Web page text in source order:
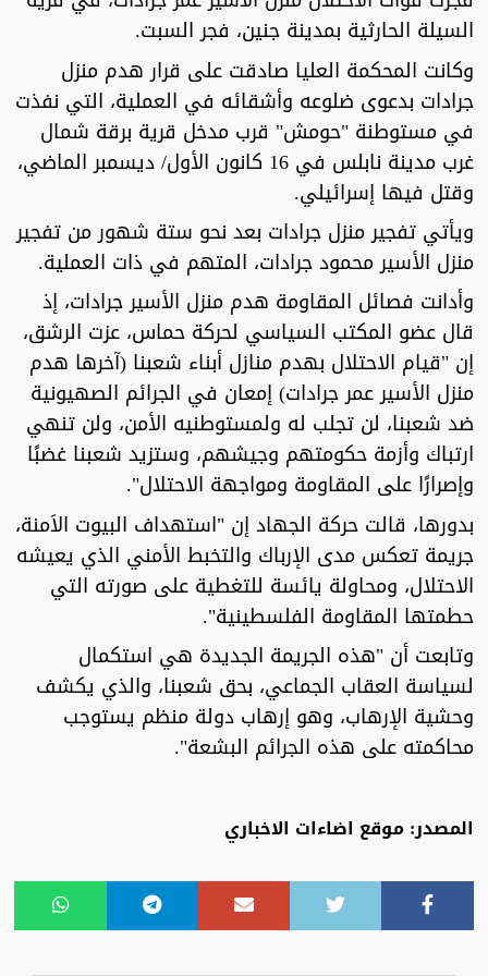
السيلة الحارثية بمدينة جنين، فجر السبت.
وكانت المحكمة العليا صادقت على قرار هدم منزل
جرادات بدعوى ضلوعه وأشقائه في العملية، التي نفذت
في مستوطنة "حومش" قرب مدخل قرية برقة شمال
غرب مدينة نابلس في 16 كانون الأول/ ديسمبر الماضي،
وقتل فيها إسرائيلي.
ويأتي تفجير منزل جرادات بعد نحو ستة شهور من تفجير
منزل الأسير محمود جرادات، المتهم في ذات العملية.
وأدانت فصائل المقاومة هدم منزل الأسير جرادات، إذ
قال عضو المكتب السياسي لحركة حماس، عزت الرشق،
إن "قيام الاحتلال بهدم منازل أبناء شعبنا (آخرها هدم
منزل الأسير عمر جرادات) إمعان في الجرائم الصهيونية
ضد شعبنا، لن تجلب له ولمستوطنيه الأمن، ولن تنهي
ارتباك وأزمة حكومتهم وجيشهم، وستزيد شعبنا غضبًا
وإصرارًا على المقاومة ومواجهة الاحتلال".
بدورها، قالت حركة الجهاد إن "استهداف البيوت الاَمنة،
جريمة تعكس مدى الإرباك والتخبط الأمني الذي يعيشه
الاحتلال، ومحاولة يائسة للتغطية على صورته التي
حطمتها المقاومة الفلسطينية".
وتابعت أن "هذه الجريمة الجديدة هي استكمال
لسياسة العقاب الجماعي، بحق شعبنا، والذي يكشف
وحشية الإرهاب، وهو إرهاب دولة منظم يستوجب
محاكمته على هذه الجرائم البشعة".
المصدر: موقع اضاءات الاخباري